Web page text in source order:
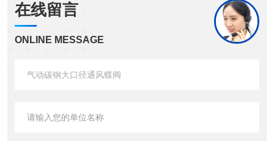
在线留言
ONLINE MESSAGE